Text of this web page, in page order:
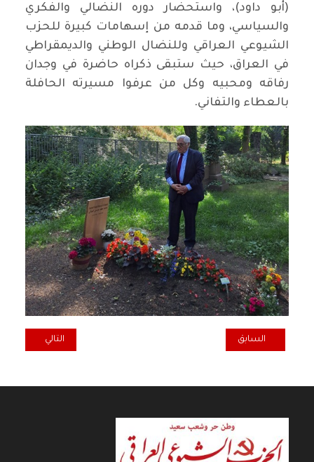
(أبو داود)، واستحضار دوره النضالي والفكري
والسياسي، وما قدمه من إسهامات كبيرة للحزب
الشيوعي العراقي وللنضال الوطني والديمقراطي
في العراق، حيث ستبقى ذكراه حاضرة في وجدان
رفاقه ومحبيه وكل من عرفوا مسيرته الحافلة
بالعطاء والتفاني.
المقال السابق: تعازي ومواساة منظمة الحزب في روسيا برحيل الأستاذ
السابق المقال التالي:
التالي